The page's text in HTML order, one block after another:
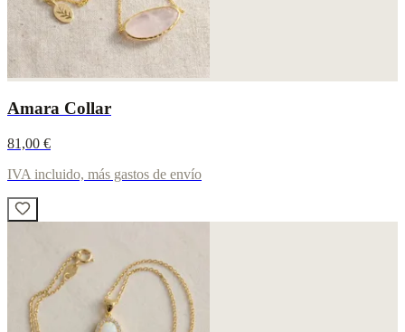
Amara Collar
81,00 €
IVA incluido, más gastos de envío